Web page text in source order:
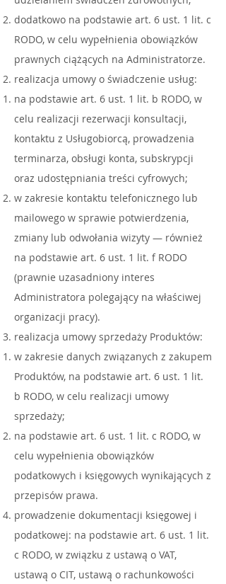
dodatkowo na podstawie art. 6 ust. 1 lit. c
RODO, w celu wypełnienia obowiązków
prawnych ciążących na Administratorze.
realizacja umowy o świadczenie usług:
na podstawie art. 6 ust. 1 lit. b RODO, w
celu realizacji rezerwacji konsultacji,
kontaktu z Usługobiorcą, prowadzenia
terminarza, obsługi konta, subskrypcji
oraz udostępniania treści cyfrowych;
w zakresie kontaktu telefonicznego lub
mailowego w sprawie potwierdzenia,
zmiany lub odwołania wizyty — również
na podstawie art. 6 ust. 1 lit. f RODO
(prawnie uzasadniony interes
Administratora polegający na właściwej
organizacji pracy).
realizacja umowy sprzedaży Produktów:
w zakresie danych związanych z zakupem
Produktów, na podstawie art. 6 ust. 1 lit.
b RODO, w celu realizacji umowy
sprzedaży;
na podstawie art. 6 ust. 1 lit. c RODO, w
celu wypełnienia obowiązków
podatkowych i księgowych wynikających z
przepisów prawa.
prowadzenie dokumentacji księgowej i
podatkowej: na podstawie art. 6 ust. 1 lit.
c RODO, w związku z ustawą o VAT,
ustawą o CIT, ustawą o rachunkowości